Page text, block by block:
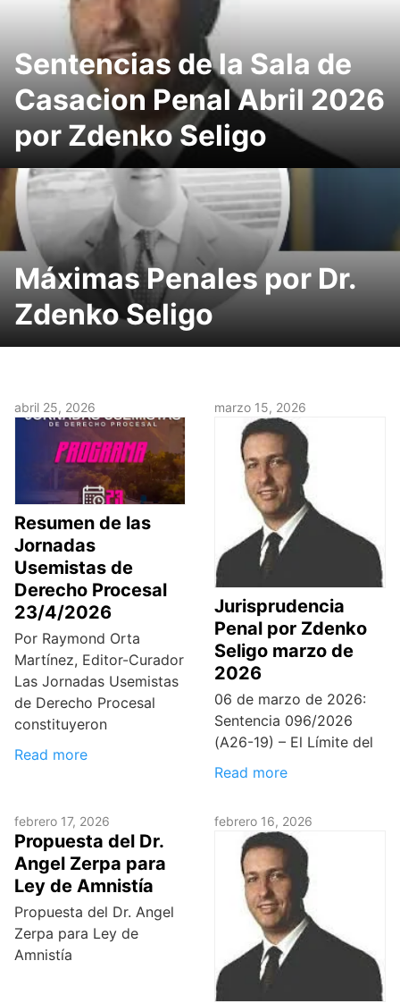
Sentencias de la Sala de
Casacion Penal Abril 2026
por Zdenko Seligo
Máximas Penales por Dr.
Zdenko Seligo
abril 25, 2026
Resumen de las
Jornadas
Usemistas de
Derecho Procesal
23/4/2026
Por Raymond Orta
Martínez, Editor-Curador
Las Jornadas Usemistas
de Derecho Procesal
constituyeron
Read more
marzo 15, 2026
Jurisprudencia
Penal por Zdenko
Seligo marzo de
2026
06 de marzo de 2026:
Sentencia 096/2026
(A26-19) – El Límite del
Read more
febrero 17, 2026
Propuesta del Dr.
Angel Zerpa para
Ley de Amnistía
Propuesta del Dr. Angel
Zerpa para Ley de
Amnistía
febrero 16, 2026